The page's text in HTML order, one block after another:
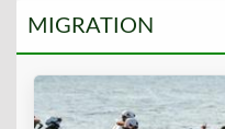
MIGRATION